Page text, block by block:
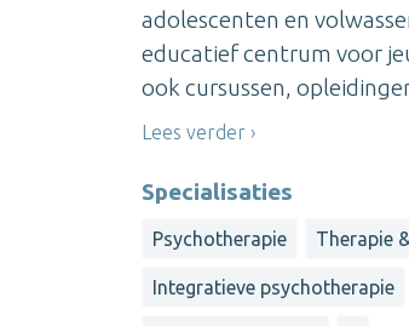
adolescenten en
educatief centrum voor
ook cursussen,
Lees verder
Specialisaties
Psychotherapie Therapie
Integratieve psychotherapie